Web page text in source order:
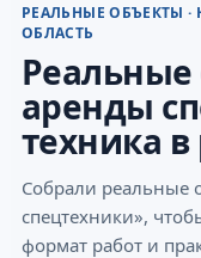
РЕАЛЬНЫЕ ОБЪЕКТЫ
ОБЛАСТЬ
Реальные
аренды
техника в
Собрали реальные
спецтехники»,
формат работ и